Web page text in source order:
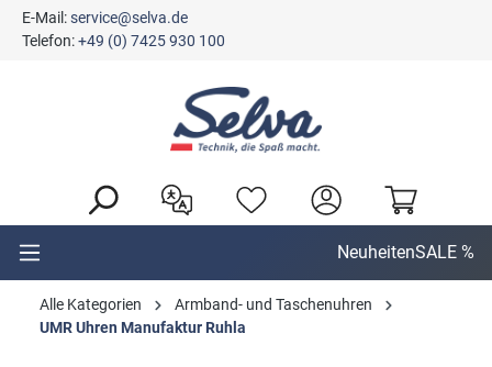
springen
E-Mail:service@selva.de
Telefon:+49 (0) 7425 930 100
NeuheitenSALE %
Alle Kategorien
Armband- und Taschenuhren
UMR Uhren Manufaktur Ruhla